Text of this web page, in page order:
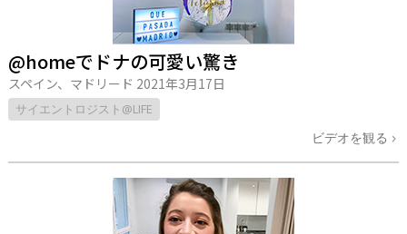
@homeでドナの可愛い驚き
スペイン、マドリード 2021年3月17日
サイエントロジスト@LIFE
ビデオを観る